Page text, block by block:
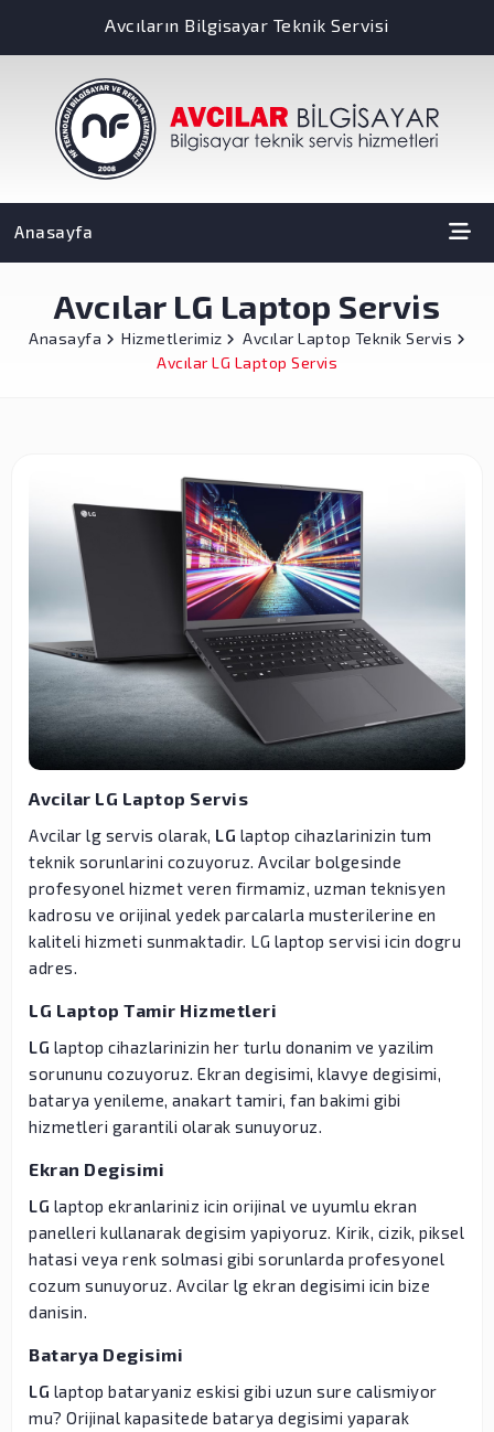
Avcıların Bilgisayar Teknik Servisi
Anasayfa
Avcılar LG Laptop Servis
Anasayfa Hizmetlerimiz
Avcılar Laptop Teknik Servis
Avcılar LG Laptop Servis
Avcilar LG Laptop Servis
Avcilar lg servis olarak, LG laptop cihazlarinizin tum
teknik sorunlarini cozuyoruz. Avcilar bolgesinde
profesyonel hizmet veren firmamiz, uzman teknisyen
kadrosu ve orijinal yedek parcalarla musterilerine en
kaliteli hizmeti sunmaktadir. LG laptop servisi icin dogru
adres.
LG Laptop Tamir Hizmetleri
LG laptop cihazlarinizin her turlu donanim ve yazilim
sorununu cozuyoruz. Ekran degisimi, klavye degisimi,
batarya yenileme, anakart tamiri, fan bakimi gibi
hizmetleri garantili olarak sunuyoruz.
Ekran Degisimi
LG laptop ekranlariniz icin orijinal ve uyumlu ekran
panelleri kullanarak degisim yapiyoruz. Kirik, cizik, piksel
hatasi veya renk solmasi gibi sorunlarda profesyonel
cozum sunuyoruz. Avcilar lg ekran degisimi icin bize
danisin.
Batarya Degisimi
LG laptop bataryaniz eskisi gibi uzun sure calismiyor
mu? Orijinal kapasitede batarya degisimi yaparak